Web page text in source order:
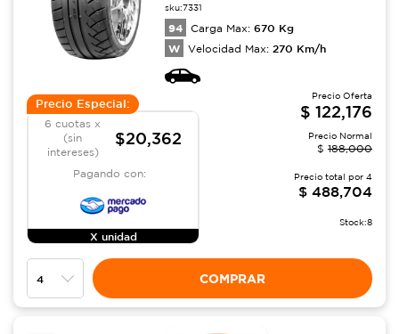
sku:7331
94 Carga Max: 670 Kg
W Velocidad Max: 270 Km/h
Precio Especial:
6 cuotas x
(sin
intereses)
$20,362
Pagando con:
X unidad
Precio Oferta
$ 122,176
Precio Normal
$ 188,000
Precio total por 4
$ 488,704
Stock:8
COMPRAR